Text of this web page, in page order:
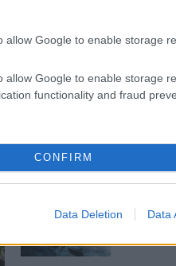
allow Google to enable storage
allow Google to enable storage
functionality and fraud
CONFIRM
Data Deletion Data
talán még
Az
Duna
köve
Angolkert